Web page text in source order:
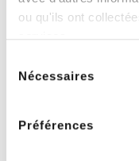
ou qu'ils ont
services.
Nécessaires
Préférences
main est un accessoire
678,00 €